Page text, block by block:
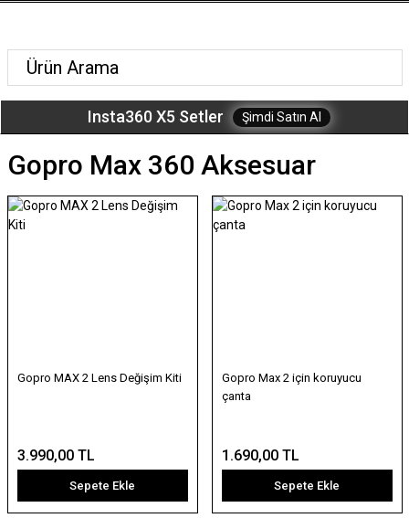
Insta360 X5 Setler Şimdi Satın Al
Gopro Max 360 Aksesuar
Gopro MAX 2 Lens Değişim Kiti
3.990,00 TL
Sepete Ekle
Gopro Max 2 için koruyucu
çanta
1.690,00 TL
Sepete Ekle